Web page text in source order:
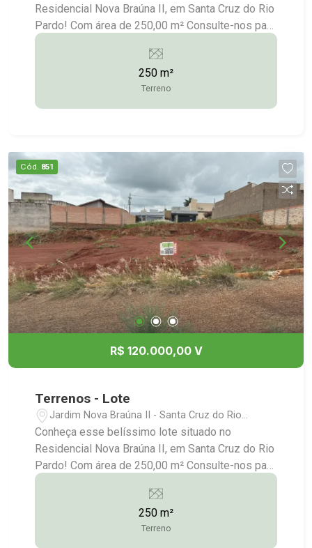
Residencial Nova Braúna II, em Santa Cruz do Rio
Pardo! Com área de 250,00 m² Consulte-nos para
maiores informações: (14) 3372-2528 / (14)
250 m²
Terreno
Cód. 851
R$ 120.000,00 V
Terrenos - Lote
Jardim Nova Braúna II - Santa Cruz do Rio
Pardo/SP
Conheça esse belíssimo lote situado no
Residencial Nova Braúna II, em Santa Cruz do Rio
Pardo! Com área de 250,00 m² Consulte-nos para
maiores informações: (14) 3372-2528 / (14)
250 m²
Terreno